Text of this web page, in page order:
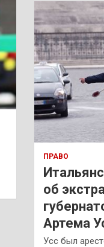
к
ПРАВО
об
Артема
Усс был